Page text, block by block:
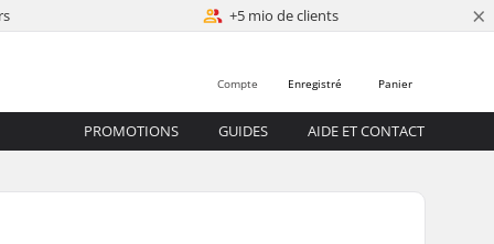
+5 mio de clients ×
Panier
Enregistré
Compte
PROMOTIONS GUIDES AIDE ET CONTACT